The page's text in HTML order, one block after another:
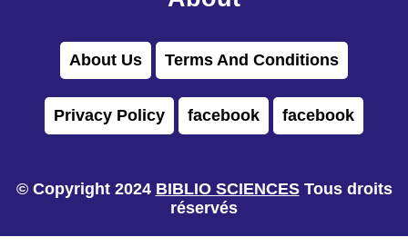
About Us Terms And Conditions
Privacy Policy facebook facebook
© Copyright 2024 BIBLIO SCIENCESTous droits
réservés